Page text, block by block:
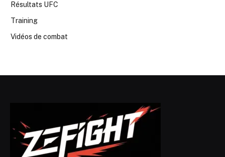
Résultats UFC
Training
Vidéos de combat